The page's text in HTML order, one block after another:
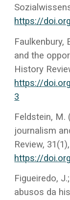
https://
Faulkenbury,
and the
History
https://
3
Feldstein, M.
journalism
Review,
https://
Figueiredo,
abusos da